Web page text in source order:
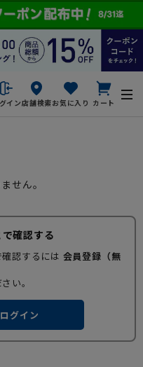
イン店舗検索お気に入り カート
せん。
確認する
認するには 会員登録（無
い。
グイン